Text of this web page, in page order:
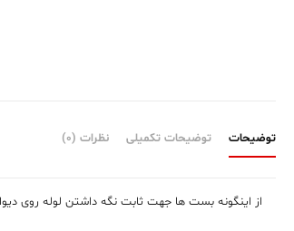
توضیحات توضیحات تکمیلی نظرات (0)
از اینگونه بست ها جهت ثابت نگه داشتن لوله روی